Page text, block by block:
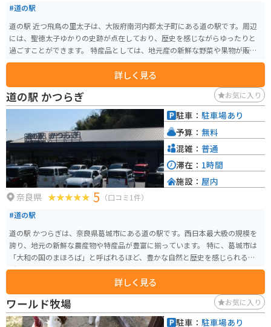
#道の駅
道の駅 近つ飛鳥の里太子は、大阪府南河内郡太子町にある道の駅です。周辺
には、聖徳太子ゆかりの史跡が点在しており、歴史を感じながらゆったりと
過ごすことができます。 特産品としては、地元産の新鮮な野菜や果物が販売
されています。また、レストランでは、地元産の食材を使った料理を楽しむ
いるので安心です。周辺は、田園風景が広がる走りやすい道が多く、ツーリ
ングにも最適です。聖徳太子関連の史跡を巡るのもおすすめです。 太子町
は、聖徳太子が幼少期を過ごした地として知られており、関連する史跡が多
いです。道の駅からは、聖徳太子墓や叡福寺などが近く、歴史散策を楽しむ
ことができます。また、周辺には、自然豊かな公園もあり、ゆっくりと過ご
すことができます。
詳しく見る
道の駅 かつらぎ お気に入り
奈良県 5 （口コミ1件）
#道の駅
道の駅 かつらぎは、奈良県葛城市にある道の駅です。西日本最大級の規模を
誇り、地元の新鮮な農産物や特産品が豊富に揃っています。 特に、葛城市は
「大和の国のまほろば」と呼ばれるほど、豊かな自然と歴史を感じられる場
所です。道の駅 かつらぎでも、地元で採れた新鮮な野菜や果物、手作りの加
工品などが販売されており、お土産探しにも最適です。レストランでは、地
元産の食材を使った料理を楽しむこともできます。 バイクで訪れる場合、道
の駅 かつらぎは広々とした駐車場が完備されているので、安心して駐車でき
ます。また、周辺には、二上山や當麻寺など、ツーリングに最適なスポットが
詳しく見る
駐車： 駐車場あり
予算： 無料
混雑： 普通
滞在： 1時間
施設： 屋内
ワールド牧場 お気に入り
駐車： 駐車場あり